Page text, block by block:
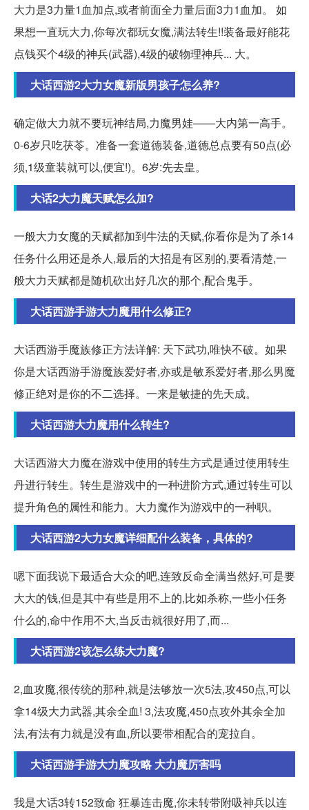
大力是3力量1血加点,或者前面全力量后面3力1血加。 如
果想一直玩大力,你每次都玩女魔,满法转生!!装备最好能花
点钱买个4级的神兵(武器),4级的破物理神兵... 大。
大话西游2大力女魔新版男孩子怎么养?
确定做大力就不要玩神结局,力魔男娃——大内第一高手。
0-6岁只吃茯苓。准备一套道德装备,道德总点要有50点(必
须,1级童装就可以,便宜!)。6岁:先去皇。
大话2大力魔天赋怎么加?
一般大力女魔的天赋都加到牛法的天赋,你看你是为了杀14
任务什么用还是杀人,最后的大招是有区别的,要看清楚,一
般大力天赋都是随机砍出好几次的那个,配合鬼手。
大话西游手游大力魔用什么修正?
大话西游手魔族修正方法详解: 天下武功,唯快不破。如果
你是大话西游手游魔族爱好者,亦或是敏系爱好者,那么男魔
修正绝对是你的不二选择。一来是敏捷的先天成。
大话西游大力魔用什么转生?
大话西游大力魔在游戏中使用的转生方式是通过使用转生
丹进行转生。转生是游戏中的一种进阶方式,通过转生可以
提升角色的属性和能力。大力魔作为游戏中的一种职。
大话西游2大力女魔详细配什么装备，具体的?
嗯下面我说下最适合大众的吧,连致反命全满当然好,可是要
大大的钱,但是其中有些是用不上的,比如杀称,一些小任务
什么的,命中作用不大,当反击就很好用了,而...
大话西游2该怎么练大力魔?
2,血攻魔,很传统的那种,就是法够放一次5法,攻450点,可以
拿14级大力武器,其余全血! 3,法攻魔,450点攻外其余全加
法,有法有力就是没有血,所以要带相配合的宠拉自。
大话西游手游大力魔攻略 大力魔厉害吗
我是大话3转152致命 狂暴连击魔,你未转带附吸神兵以连